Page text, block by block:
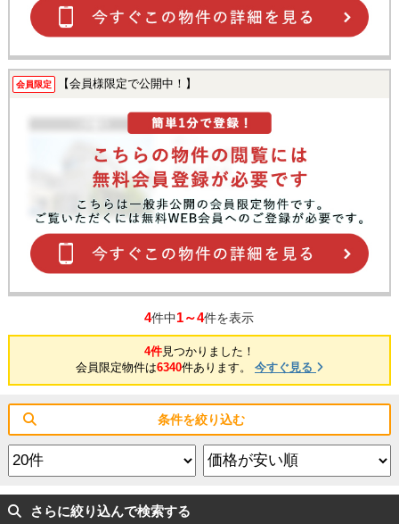
会員限定 【会員様限定で公開中！】
4件中1～4件を表示
4件見つかりました！
会員限定物件は6340件あります。 今すぐ見る
条件を絞り込む
さらに絞り込んで検索する